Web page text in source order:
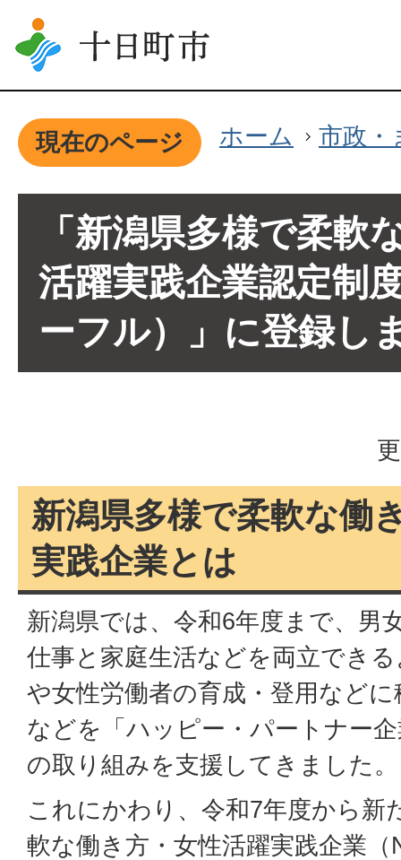
現在のページ ホーム 市政・
「新潟県多様で柔軟
活躍実践企業認定制
ーフル）」に登録し
新潟県多様で柔軟な働
実践企業とは
新潟県では、令和6年度まで、男
仕事と家庭生活などを両立でき
や女性労働者の育成・登用など
などを「ハッピー・パートナー
の取り組みを支援してきました。
これにかわり、令和7年度から新
軟な働き方・女性活躍実践企業